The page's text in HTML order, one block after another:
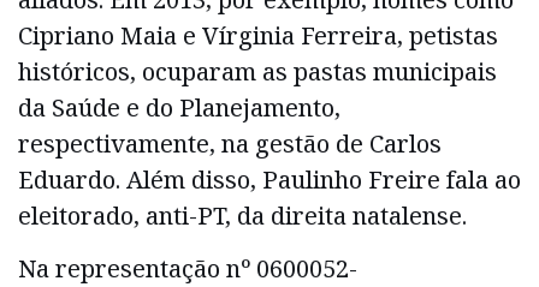
Cipriano Maia e Vírginia Ferreira, petistas
históricos, ocuparam as pastas municipais
da Saúde e do Planejamento,
respectivamente, na gestão de Carlos
Eduardo. Além disso, Paulinho Freire fala ao
eleitorado, anti-PT, da direita natalense.
Na representação nº 0600052-